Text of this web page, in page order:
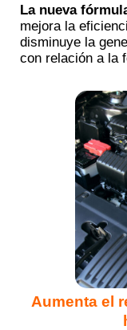
La nueva
mejora la
disminuye la
con relación a la
Aumenta el